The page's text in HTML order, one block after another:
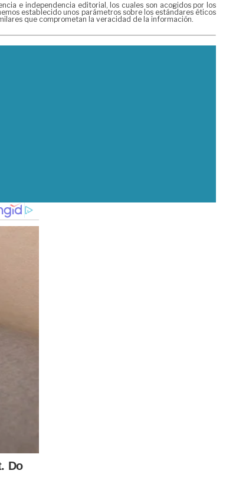
e independencia editorial, los cuales son acogidos por los
establecido unos parámetros sobre los estándares éticos
que comprometan la veracidad de la información.